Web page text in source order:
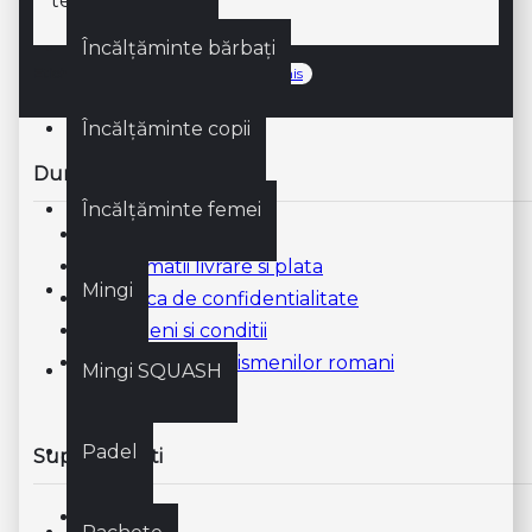
Încălțăminte bărbați
Încălțăminte copii
Încălțăminte femei
Mingi
Mingi SQUASH
Padel
tenis
Dunlop Tenis
Informatii livrare si plata
Politica de confidentialitate
Termeni si conditii
Tandemul tenismenilor romani
Suport clienti